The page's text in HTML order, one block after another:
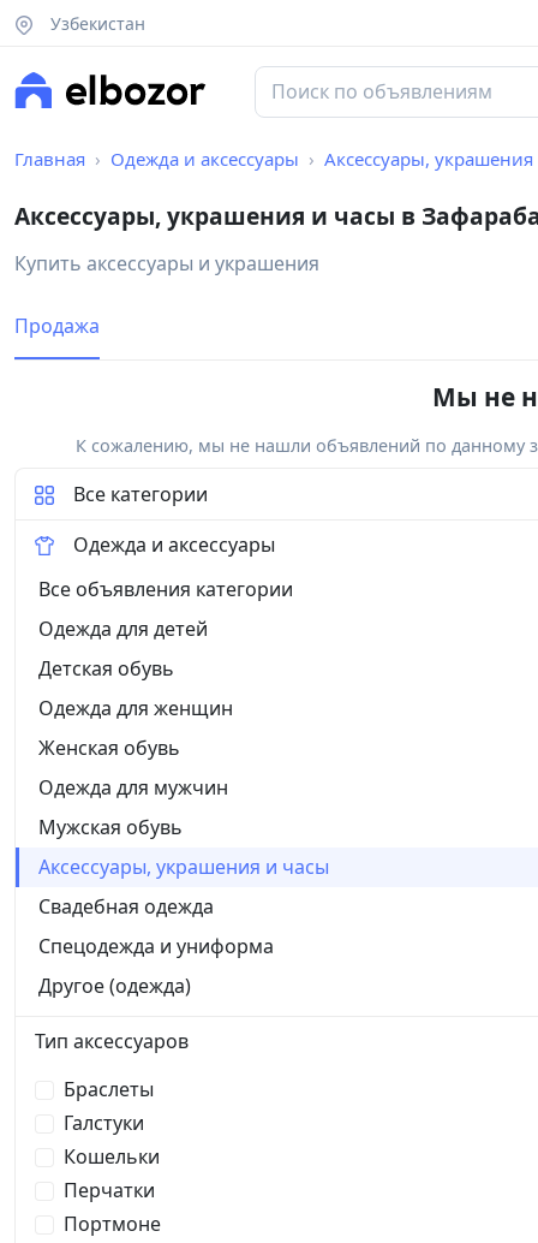
Узбекистан
Главная Одежда и аксессуары Аксессуары,
Аксессуары, украшения и часы в
Купить аксессуары и украшения
Продажа
Мы не
К сожалению, мы не нашли объявлений по данному
Все категории
Одежда и аксессуары
Все объявления категории
Одежда для детей
Детская обувь
Одежда для женщин
Женская обувь
Одежда для мужчин
Мужская обувь
Аксессуары, украшения и часы
Свадебная одежда
Спецодежда и униформа
Другое (одежда)
Тип аксессуаров
Браслеты
Галстуки
Кошельки
Перчатки
Портмоне